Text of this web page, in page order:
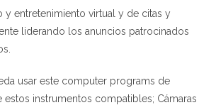
y entretenimiento virtual y de citas y
liderando los anuncios patrocinados
usar este computer programs de
estos instrumentos compatibles; Cámaras